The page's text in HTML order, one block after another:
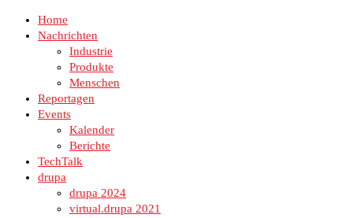
Home
Nachrichten
Industrie
Produkte
Menschen
Reportagen
Events
Kalender
Berichte
TechTalk
drupa
drupa 2024
virtual.drupa 2021